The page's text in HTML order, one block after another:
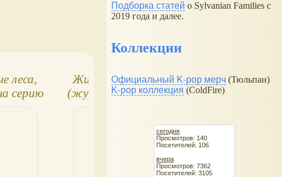
леса,
серию
Животные в лесу
(журнал-партворк
Животные леса
Мама-бобр и
Подборка статей о Sylvanian Families с
2019 года и далее.
Коллекции
Официальный K-pop мерч (Тюльпан)
K-pop коллекция (ColdFire)
сегодня
Просмотров: 140
Посетителей: 106
вчера
Просмотров: 7362
Посетителей: 3105